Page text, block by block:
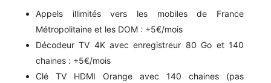
Appels illimités vers les mobiles de France
Métropolitaine et les DOM : +5€/mois
Décodeur TV 4K avec enregistreur 80 Go et 140
chaines : +5€/mois
Clé TV HDMI Orange avec 140 chaines (pas